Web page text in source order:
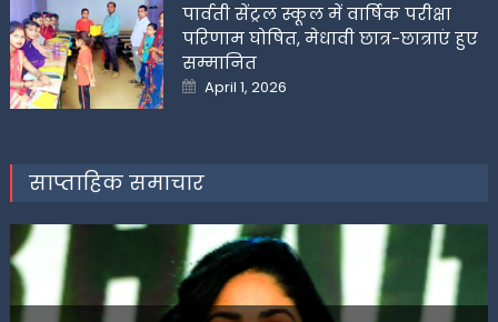
पार्वती सेंट्रल स्कूल में वार्षिक परीक्षा
परिणाम घोषित, मेधावी छात्र-छात्राएं हुए
सम्मानित
Posted
on
April 1, 2026
साप्ताहिक समाचार